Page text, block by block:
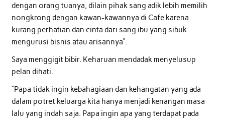
dengan orang tuanya, dilain pihak sang adik lebih memilih
nongkrong dengan kawan-kawannya di Cafe karena
kurang perhatian dan cinta dari sang ibu yang sibuk
mengurusi bisnis atau arisannya”.
Saya menggigit bibir. Keharuan mendadak menyelusup
pelan dihati.
“Papa tidak ingin kebahagiaan dan kehangatan yang ada
dalam potret keluarga kita hanya menjadi kenangan masa
lalu yang indah saja. Papa ingin apa yang terdapat pada